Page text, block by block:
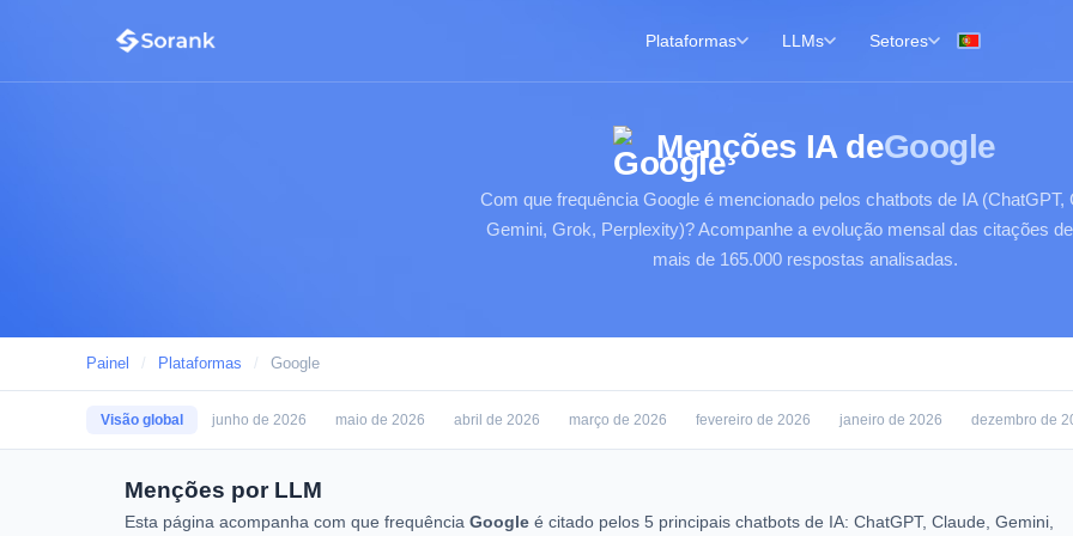
Plataformas LLMs Setores
Menções IA deGoogle
Com que frequência Google é mencionado pelos chatbots de IA (ChatGPT,
Gemini, Grok, Perplexity)? Acompanhe a evolução mensal das citações
mais de 165.000 respostas analisadas.
Painel / Plataformas / Google
Visão global junho de 2026 maio de 2026 abril de 2026 março de 2026 fevereiro de 2026 janeiro de 2026 dezembro de
Menções por LLM
Esta página acompanha com que frequência Google é citado pelos 5 principais chatbots de IA: ChatGPT, Claude, Gemini,